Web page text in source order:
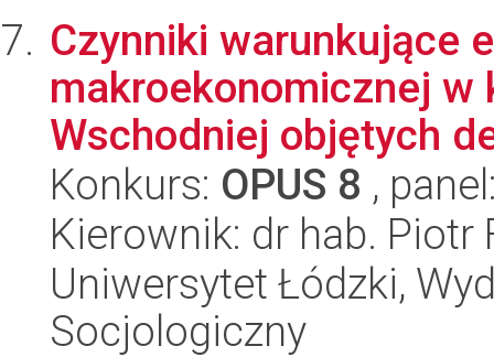
Czynniki warunkujące
makroekonomicznej w
Wschodniej objętych
Konkurs: OPUS 8 ,
Kierownik: dr hab. Piotr
Uniwersytet Łódzki,
Socjologiczny